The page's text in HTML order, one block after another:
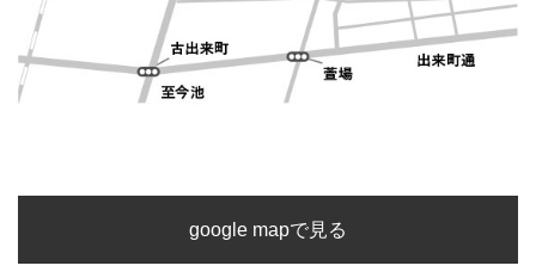
google mapで見る